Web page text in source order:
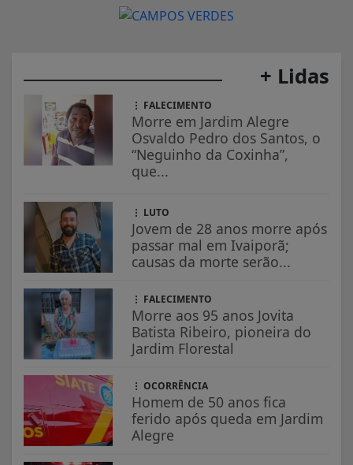
+ Lidas
FALECIMENTO
Morre em Jardim Alegre
Osvaldo Pedro dos Santos, o
“Neguinho da Coxinha”,
que...
LUTO
Jovem de 28 anos morre após
passar mal em Ivaiporã;
causas da morte serão...
FALECIMENTO
Morre aos 95 anos Jovita
Batista Ribeiro, pioneira do
Jardim Florestal
OCORRÊNCIA
Homem de 50 anos fica
ferido após queda em Jardim
Alegre